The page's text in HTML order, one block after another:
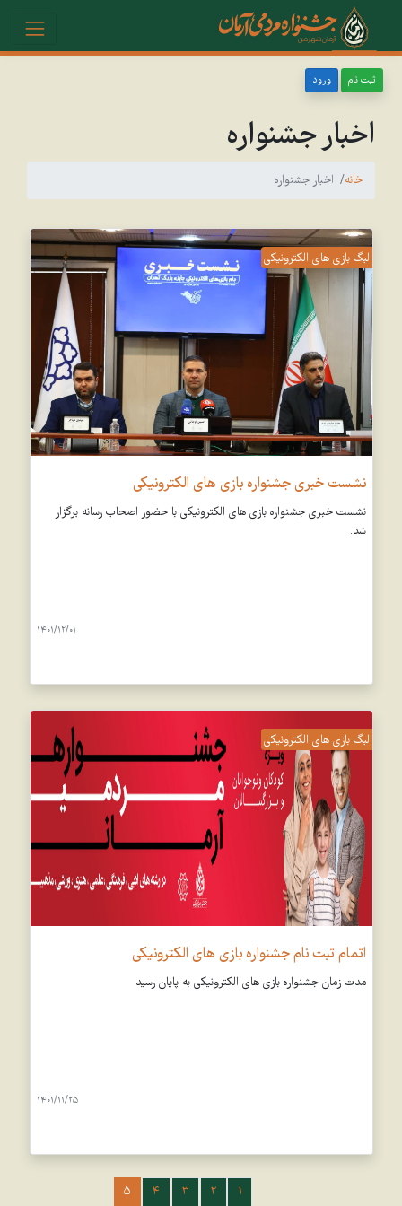
ثبت نام ورود
اخبار جشنواره
خانه اخبار جشنواره
لیگ بازی های الکترونیکی
نشست خبری جشنواره بازی های الکترونیکی
نشست خبری جشنواره بازی های الکترونیکی با حضور اصحاب رسانه برگزار
شد.
1401/12/01
لیگ بازی های الکترونیکی
اتمام ثبت نام جشنواره بازی های الکترونیکی
مدت زمان جشنواره بازی های الکترونیکی به پایان رسید
1401/11/25
1
2
3
4
5